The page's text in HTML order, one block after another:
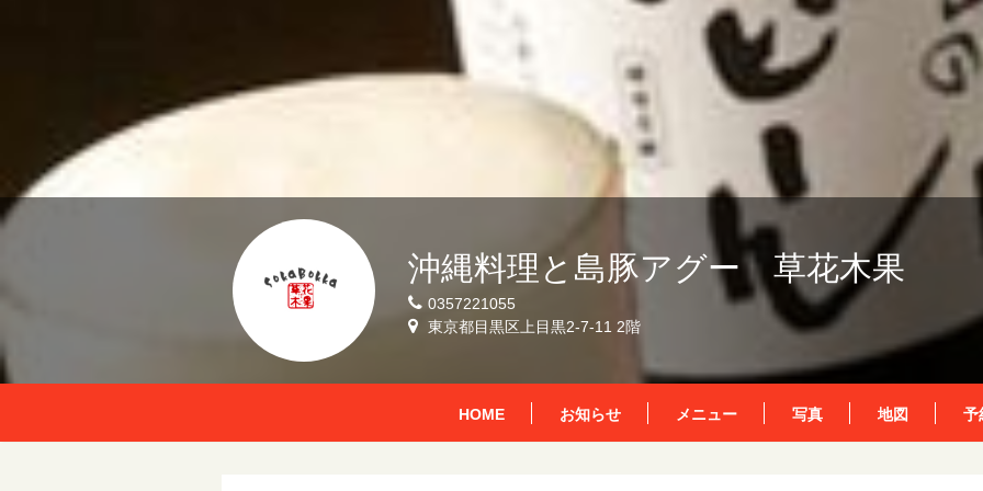
沖縄料理と島豚アグー 草花木果
0357221055
東京都目黒区上目黒2-7-11 2階
HOME お知らせ メニュー 写真 地図 予